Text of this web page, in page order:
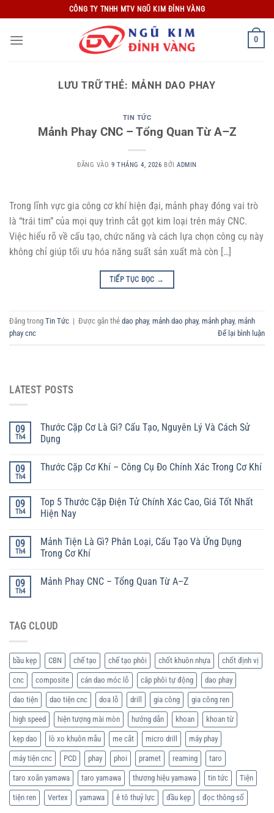
qua
nội
CÔNG TY TNHH MTV NGŨ KIM ĐỈNH VÀNG
0
LƯU TRỮ THẺ: MẢNH DAO PHAY
TIN TỨC
Mảnh Phay CNC – Tổng Quan Từ A–Z
ĐĂNG VÀO 9 THÁNG 4, 2026 BỞIADMIN
Trong lĩnh vực gia công cơ khí hiện đại, mảnh phay đóng vai trò
là “trái tim” của mọi quy trình cắt gọt kim loại trên máy CNC.
Việc hiểu rõ về cấu tạo, chức năng và cách lựa chọn công cụ này
không chỉ giúp tối ưu hóa năng suất sản xuất mà còn […]
TIẾP TỤC ĐỌC →
Đăng trong Tin Tức | Được gắn thẻ dao phay, mảnh dao phay, mảnh phay, mảnh
phay cnc
Để lại bình luận
LATEST POSTS
09
Th4
Thước Cặp Cơ Là Gì? Cấu Tạo, Nguyên Lý Và Cách Sử
Dụng
09
Th4
Thước Cặp Cơ Khí – Công Cụ Đo Chính Xác Trong Cơ Khí
09
Th4
Top 5 Thước Cặp Điện Tử Chính Xác Cao, Giá Tốt Nhất
Hiện Nay
09
Th4
Mảnh Tiện Là Gì? Phân Loại, Cấu Tạo Và Ứng Dụng
Trong Cơ Khí
09
Th4
Mảnh Phay CNC – Tổng Quan Từ A–Z
TAG CLOUD
bầu kẹp CBN chế tạo chế tạo phôi chốt khuôn nhựa chốt định vị
cnc composite cán dao móc lỗ câp phôi tự động dao phay
dao tiện dao tiện cnc doa lỗ drill gia công gia công ren
high speed hiện tượng mài mòn hướng dẫn khoan khoan từ
kẹp dao lò xo khuôn mẫu me cắt micro drill máy phay
máy tiện cnc PCD phay phoi pramet reaming taro
taro xoắn yamawa taro yamawa thương hiệu yamawa tin tức Tiện
tiện ren Vertex yamawa ê tô thuỷ lực đầu kẹp đọc thông số